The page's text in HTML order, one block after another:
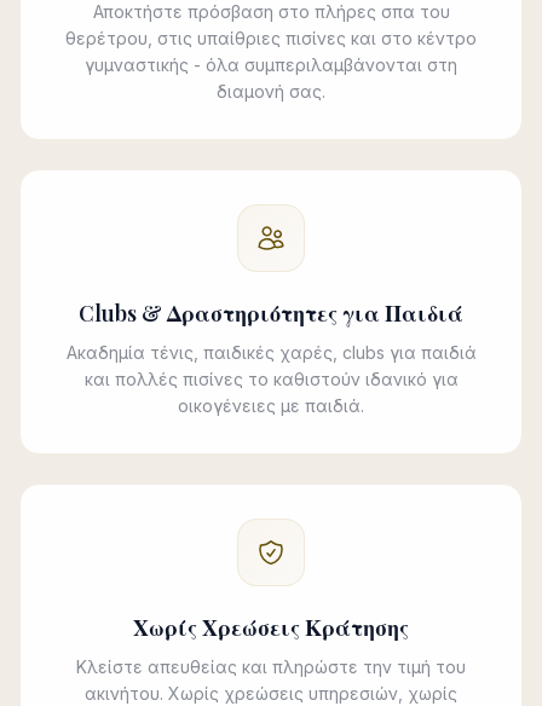
Αποκτήστε πρόσβαση στο πλήρες σπα του
θερέτρου, στις υπαίθριες πισίνες και στο κέντρο
γυμναστικής - όλα συμπεριλαμβάνονται στη
διαμονή σας.
Clubs & Δραστηριότητες για Παιδιά
Ακαδημία τένις, παιδικές χαρές, clubs για παιδιά
και πολλές πισίνες το καθιστούν ιδανικό για
οικογένειες με παιδιά.
Χωρίς Χρεώσεις Κράτησης
Κλείστε απευθείας και πληρώστε την τιμή του
ακινήτου. Χωρίς χρεώσεις υπηρεσιών, χωρίς